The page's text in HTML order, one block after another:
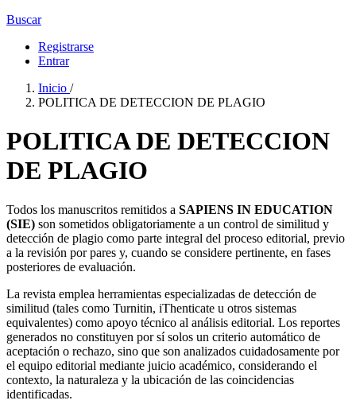
Buscar
Registrarse
Entrar
Inicio /
POLITICA DE DETECCION DE PLAGIO
POLITICA DE DETECCION
DE PLAGIO
Todos los manuscritos remitidos a SAPIENS IN EDUCATION
(SIE) son sometidos obligatoriamente a un control de similitud y
detección de plagio como parte integral del proceso editorial, previo
a la revisión por pares y, cuando se considere pertinente, en fases
posteriores de evaluación.
La revista emplea herramientas especializadas de detección de
similitud (tales como Turnitin, iThenticate u otros sistemas
equivalentes) como apoyo técnico al análisis editorial. Los reportes
generados no constituyen por sí solos un criterio automático de
aceptación o rechazo, sino que son analizados cuidadosamente por
el equipo editorial mediante juicio académico, considerando el
contexto, la naturaleza y la ubicación de las coincidencias
identificadas.